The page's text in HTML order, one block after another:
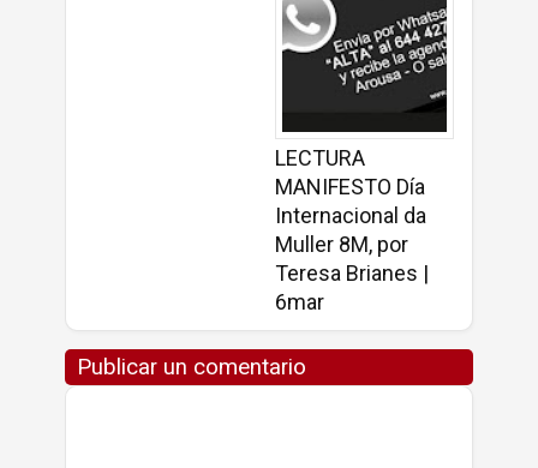
LECTURA
MANIFESTO Día
Internacional da
Muller 8M, por
Teresa Brianes |
6mar
Publicar un comentario